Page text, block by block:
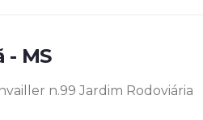
- MS
n.99 Jardim Rodoviária